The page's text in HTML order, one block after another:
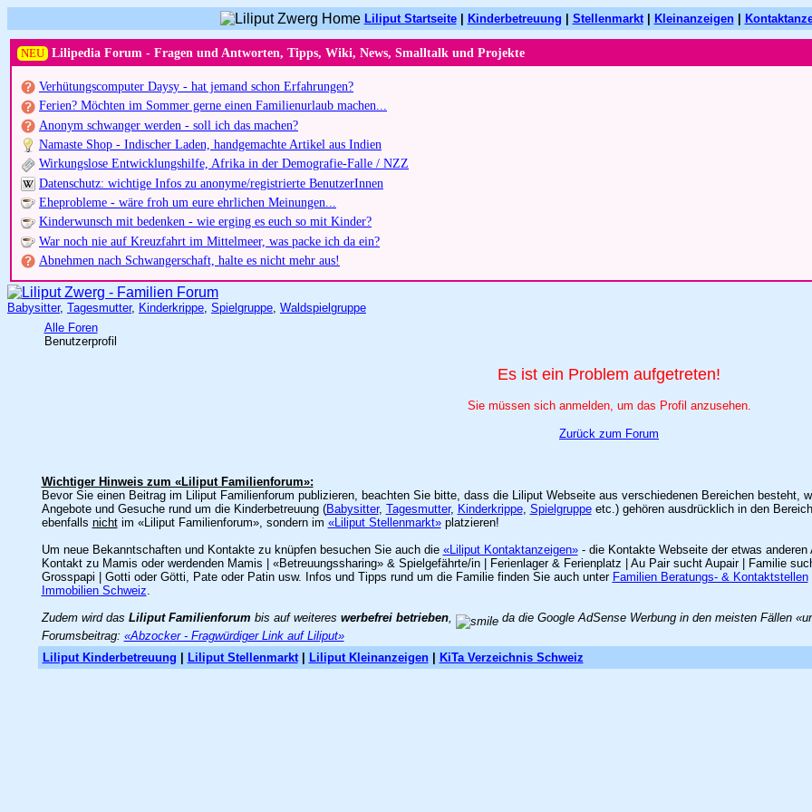
Liliput Startseite| Kinderbetreuung Stellenmarkt| Kleinanzeigen|
NEU Lilipedia Forum - Fragen und Antworten, Tipps, Wiki, News, Smalltalk und Projekte
Verhütungscomputer Daysy - hat jemand schon Erfahrungen?
Ferien? Möchten im Sommer gerne einen Familienurlaub machen...
Anonym schwanger werden - soll ich das machen?
Namaste Shop - Indischer Laden, handgemachte Artikel aus Indien
Wirkungslose Entwicklungshilfe, Afrika in der Demografie-Falle / NZZ
Datenschutz: wichtige Infos zu anonyme/registrierte BenutzerInnen
Eheprobleme - wäre froh um eure ehrlichen Meinungen...
Kinderwunsch mit bedenken - wie erging es euch so mit Kinder?
War noch nie auf Kreuzfahrt im Mittelmeer, was packe ich da ein?
Abnehmen nach Schwangerschaft, halte es nicht mehr aus!
Babysitter, Tagesmutter, Kinderkrippe, Spielgruppe, Waldspielgruppe
Alle Foren
Benutzerprofil
Es ist ein Problem aufgetreten!
Sie müssen sich anmelden, um das Profil anzusehen.
Zurück zum Forum
Wichtiger Hinweis zum «Liliput Familienforum»:
Bevor Sie einen Beitrag im Liliput Familienforum publizieren, beachten Sie bitte, dass die Liliput Webseite aus verschiedenen Bereichen besteht,
Angebote und Gesuche rund um die Kinderbetreuung (Babysitter, Tagesmutter, Kinderkrippe, Spielgruppeetc.) gehören ausdrücklich in den Bereich
ebenfalls nichtim «Liliput Familienforum», sondern im «Liliput Stellenmarkt»platzieren!
Um neue Bekanntschaften und Kontakte zu knüpfen besuchen Sie auch die «Liliput Kontaktanzeigen»- die Kontakte Webseite der etwas
Kontakt zu Mamis oder werdenden Mamis | «Betreuungssharing» & Spielgefährte/in | Ferienlager & Ferienplatz | Au Pair sucht Aupair | Familie
Grosspapi | Gotti oder Götti, Pate oder Patin usw. Infos und Tipps rund um die Familie finden Sie auch unter Familien Beratungs- & Kontaktstellen
Immobilien Schweiz.
Zudem wird das Liliput Familienforum bis auf weiteres werbefrei betrieben,
da die Google AdSense Werbung in den meisten Fällen
Forumsbeitrag: «Abzocker - Fragwürdiger Link auf Liliput»
Liliput Kinderbetreuung
Liliput Stellenmarkt| Liliput Kleinanzeigen| KiTa Verzeichnis Schweiz